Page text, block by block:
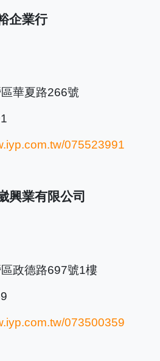
企業行
華夏路266號
075523991
興業有限公司
政德路697號1樓
073500359